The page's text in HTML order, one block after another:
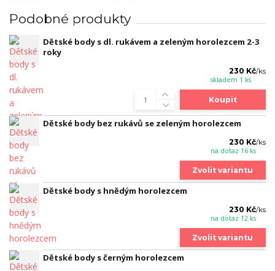
Podobné produkty
Dětské body s dl. rukávem a zeleným horolezcem 2-3
roky
230 Kč/ks
skladem 1 ks
Koupit
Dětské body bez rukávů se zeleným horolezcem
230 Kč/ks
na dotaz 16 ks
Zvolit variantu
Dětské body s hnědým horolezcem
230 Kč/ks
na dotaz 12 ks
Zvolit variantu
Dětské body s černým horolezcem